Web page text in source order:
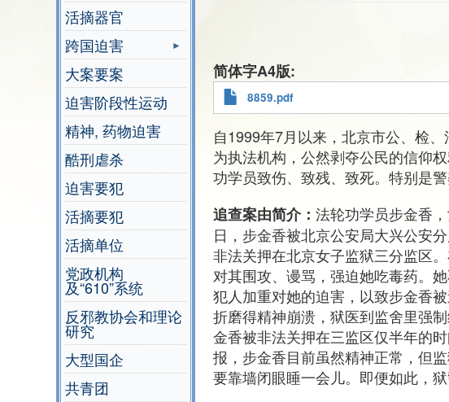
活摘器官
跨国迫害
大案要案
迫害阶段性运动
精神, 药物迫害
酷刑虐杀
迫害要犯
活摘要犯
活摘单位
党政机构
及“610”系统
反邪教协会和理论
研究
大型国企
共青团
简体字A4版
8859.pdf
自1999年7月以来，北京市公、检
为执法机构，公然剥夺公民的信仰
功学员致伤、致残、致死。特别是
追查案由简介： 法轮功学员步金香
日，步金香被北京公安局大兴公安
非法关押在北京女子监狱三分监区
对其围攻、谩骂，强迫她吃毒药。
犯人加重对她的迫害，以致步金香
折磨得精神崩溃，狱医到监舍里强
金香被非法关押在三监区仅半年的
报，步金香目前虽然精神正常，但
要靠墙闭眼睡一会儿。即便如此，狱